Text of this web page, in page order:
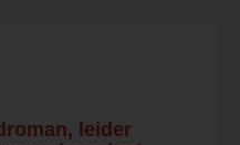
leider